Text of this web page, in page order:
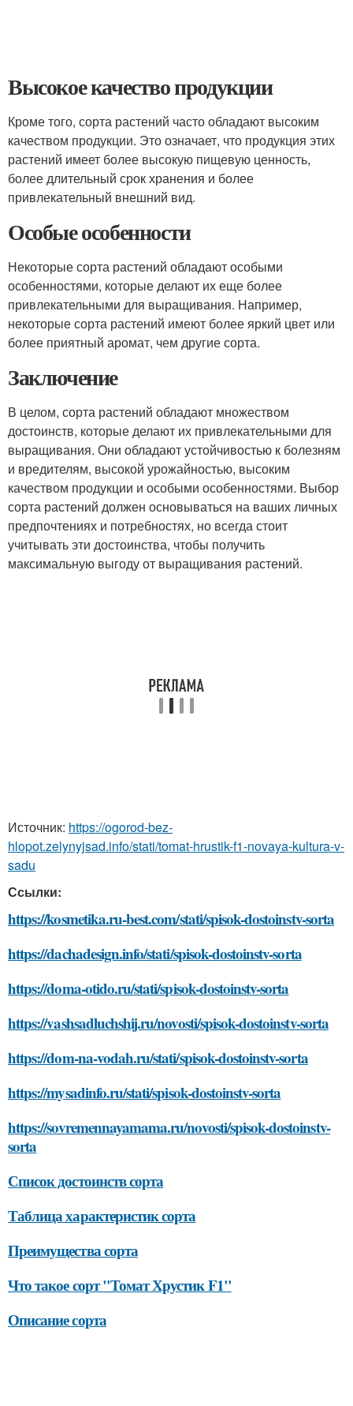
Высокое качество продукции
Кроме того, сорта растений часто обладают высоким
качеством продукции. Это означает, что продукция этих
растений имеет более высокую пищевую ценность,
более длительный срок хранения и более
привлекательный внешний вид.
Особые особенности
Некоторые сорта растений обладают особыми
особенностями, которые делают их еще более
привлекательными для выращивания. Например,
некоторые сорта растений имеют более яркий цвет или
более приятный аромат, чем другие сорта.
Заключение
В целом, сорта растений обладают множеством
достоинств, которые делают их привлекательными для
выращивания. Они обладают устойчивостью к болезням
и вредителям, высокой урожайностью, высоким
качеством продукции и особыми особенностями. Выбор
сорта растений должен основываться на ваших личных
предпочтениях и потребностях, но всегда стоит
учитывать эти достоинства, чтобы получить
максимальную выгоду от выращивания растений.
Источник: https://ogorod-bez-
hlopot.zelynyjsad.info/stati/tomat-hrustik-f1-novaya-kultura-v-
sadu
Ссылки:
https://kosmetika.ru-best.com/stati/spisok-dostoinstv-sorta
https://dachadesign.info/stati/spisok-dostoinstv-sorta
https://doma-otido.ru/stati/spisok-dostoinstv-sorta
https://vashsadluchshij.ru/novosti/spisok-dostoinstv-sorta
https://dom-na-vodah.ru/stati/spisok-dostoinstv-sorta
https://mysadinfo.ru/stati/spisok-dostoinstv-sorta
https://sovremennayamama.ru/novosti/spisok-dostoinstv-
sorta
Список достоинств сорта
Таблица характеристик сорта
Преимущества сорта
Что такое сорт "Томат Хрустик F1"
Описание сорта